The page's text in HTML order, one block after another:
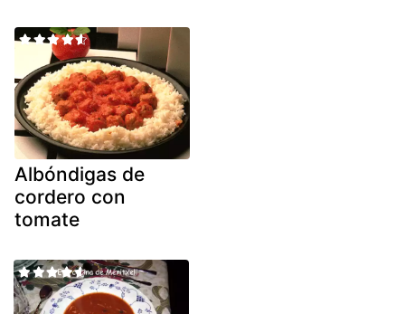
Albóndigas de
cordero con
tomate